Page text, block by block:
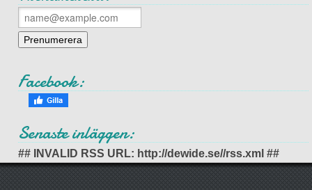
Facebook:
Senaste inläggen:
## INVALID RSS URL: http://dewide.se//rss.xml ##